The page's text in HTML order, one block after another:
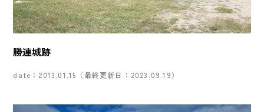
勝連城跡
date：2013.01.15（最終更新日：2023.09.19）